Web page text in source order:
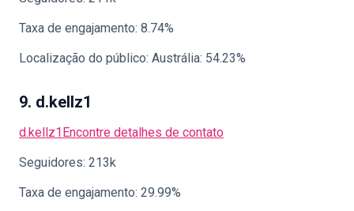
Taxa de engajamento: 8.74%
Localização do público: Austrália: 54.23%
9. d.kellz1
d.kellz1Encontre detalhes de contato
Seguidores: 213k
Taxa de engajamento: 29.99%